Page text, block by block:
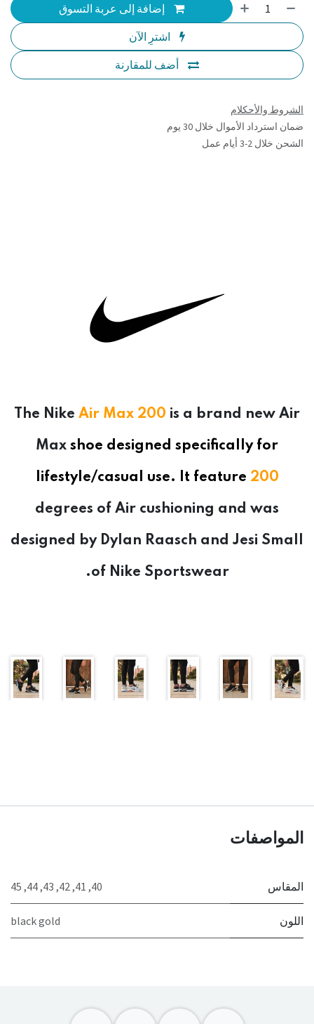
إضافة إلى عربة التسوق
اشترِ الآن
أضف للمقارنة
الشروط والأحكلام
ضمان استرداد الأموال خلال 30 يوم
الشحن خلال 2-3 أيام عمل
The Nike Air Max 200 is a brand new Air
Max shoe designed specifically for
lifestyle/casual use. It feature 200
degrees of Air cushioning and was
designed by Dylan Raasch and Jesi Small
of Nike Sportswear.
المواصفات
المقاس 40
,
41
,
42
,
43
,
44
,
45
اللون black gold